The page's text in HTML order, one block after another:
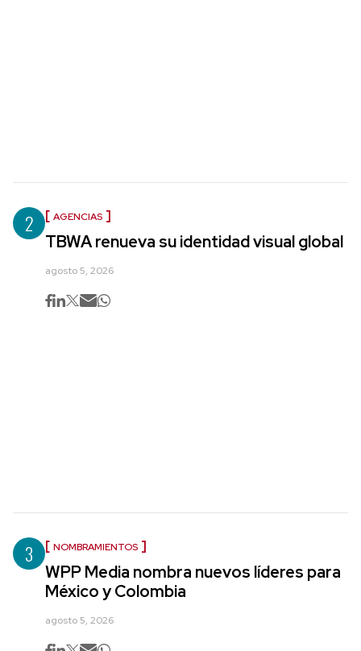
2 AGENCIAS
TBWA renueva su identidad visual global
agosto 5, 2026
3 NOMBRAMIENTOS
WPP Media nombra nuevos líderes para
México y Colombia
agosto 5, 2026